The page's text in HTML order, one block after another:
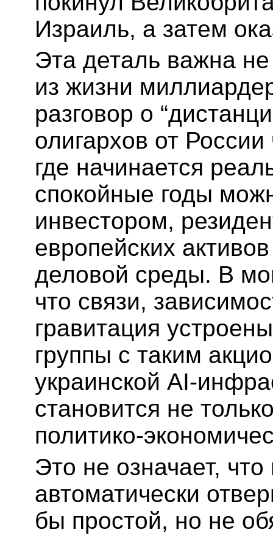
Израиль, а затем
Эта деталь важна
из жизни
разговор о
олигархов от
где начинается
спокойные годы
инвестором,
европейских
деловой среды. В
что связи,
гравитация
группы с таким
украинской AI-
становится не
политико-
Это не означает, что
автоматически
бы простой, но не